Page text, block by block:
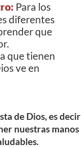
Para los
diferentes
que
que tienen
ve en
de Dios, es decir
nuestras manos